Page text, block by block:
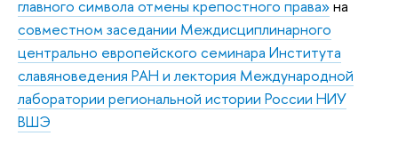
главного символа отмены крепостного права»на
совместном заседании Междисциплинарного
центрально европейского семинара Института
славяноведения РАН и лектория Международной
лаборатории региональной истории России НИУ
ВШЭ